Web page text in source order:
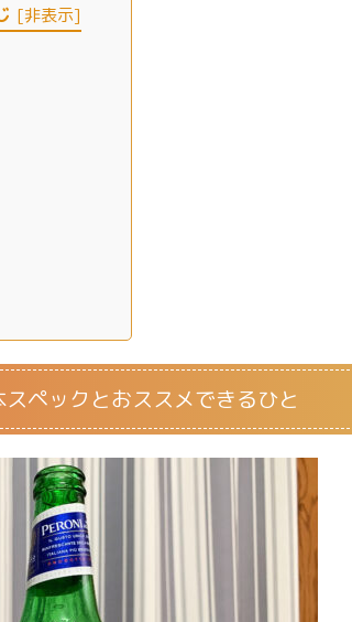
[非表示]
ペックとおススメできるひと